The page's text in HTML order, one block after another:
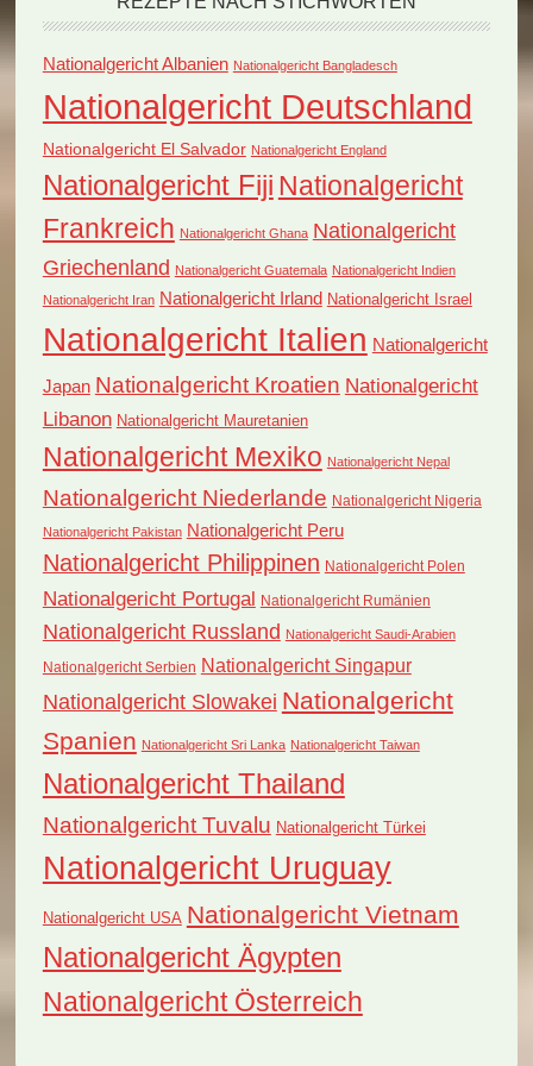
Nationalgericht Albanien Nationalgericht Bangladesch
Nationalgericht Deutschland
Nationalgericht El Salvador Nationalgericht England
Nationalgericht Fiji Nationalgericht
Frankreich Nationalgericht Ghana Nationalgericht
Griechenland Nationalgericht Guatemala Nationalgericht Indien
Nationalgericht Iran Nationalgericht Irland Nationalgericht Israel
Nationalgericht Italien Nationalgericht
Japan Nationalgericht Kroatien Nationalgericht
Libanon Nationalgericht Mauretanien
Nationalgericht Mexiko Nationalgericht Nepal
Nationalgericht Niederlande Nationalgericht Nigeria
Nationalgericht Pakistan Nationalgericht Peru
Nationalgericht Philippinen Nationalgericht Polen
Nationalgericht Portugal Nationalgericht Rumänien
Nationalgericht Russland Nationalgericht Saudi-Arabien
Nationalgericht Serbien Nationalgericht Singapur
Nationalgericht Slowakei Nationalgericht
Spanien Nationalgericht Sri Lanka Nationalgericht Taiwan
Nationalgericht Thailand
Nationalgericht Tuvalu Nationalgericht Türkei
Nationalgericht Uruguay
Nationalgericht USA Nationalgericht Vietnam
Nationalgericht Ägypten
Nationalgericht Österreich